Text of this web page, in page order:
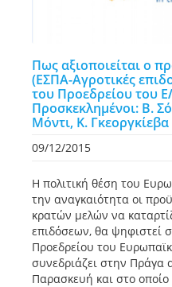
Πως αξιοποιείται ο
(ΕΣΠΑ-Αγροτικές
του Προεδρείου του
Προσκεκλημένοι: Β.
Μόντι, Κ. Γκεοργκίεβα
09/12/2015
Η πολιτική θέση του
την αναγκαιότητα οι
κρατών μελών να
επιδόσεων, θα ψηφιστεί
Προεδρείου του
συνεδριάζει στην Πράγα
Παρασκευή και στο